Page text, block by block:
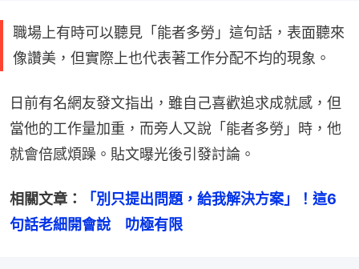
職場上有時可以聽見「能者多勞」這句話，表面聽來
像讚美，但實際上也代表著工作分配不均的現象。
日前有名網友發文指出，雖自己喜歡追求成就感，但
當他的工作量加重，而旁人又說「能者多勞」時，他
就會倍感煩躁。貼文曝光後引發討論。
相關文章：
「別只提出問題，給我解決方案」！這6
句話老細開會說　叻極有限